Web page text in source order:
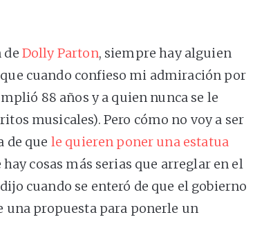
de Dolly Parton, siempre hay alguien
cuando confieso mi admiración por
88 años y a quien nunca se le
musicales). Pero cómo no voy a ser
de que le quieren poner una estatua
cosas más serias que arreglar en el
cuando se enteró de que el gobierno
una propuesta para ponerle un